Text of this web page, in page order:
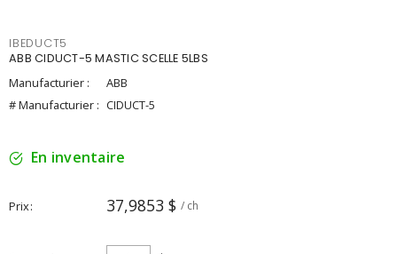
IBEDUCT5
ABB CIDUCT-5 MASTIC SCELLE 5LBS
Manufacturier :
ABB
# Manufacturier : CIDUCT-5
En inventaire
Prix 37,9853 $ / ch